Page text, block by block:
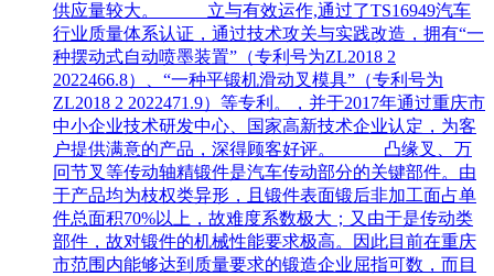
供应量较大。 立与有效运作,通过了TS16949汽车
行业质量体系认证，通过技术攻关与实践改造，拥有“一
种摆动式自动喷墨装置”（专利号为ZL2018 2
2022466.8）、“一种平锻机滑动叉模具”（专利号为
ZL2018 2 2022471.9）等专利。，并于2017年通过重庆市
中小企业技术研发中心、国家高新技术企业认定，为客
户提供满意的产品，深得顾客好评。 凸缘叉、万
冋节叉等传动轴精锻件是汽车传动部分的关键部件。由
于产品均为枝权类异形，且锻件表面锻后非加工面占单
件总面积70%以上，故难度系数极大；又由于是传动类
部件，故对锻件的机械性能要求极高。因此目前在重庆
市范围内能够达到质量要求的锻造企业屈指可数，而目